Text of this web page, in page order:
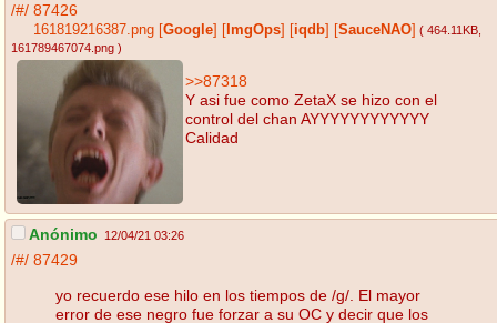
/#/ 87426
161819216387.png Google ImgOps iqdb SauceNAO ( 464.11KB
161789467074.png )
>>87318
Y asi fue como ZetaX se hizo con el
control del chan AYYYYYYYYYYYY
Calidad
Anónimo 12/04/21 03:26
/#/ 87429
yo recuerdo ese hilo en los tiempos de /g/. El mayor
error de ese negro fue forzar a su OC y decir que los